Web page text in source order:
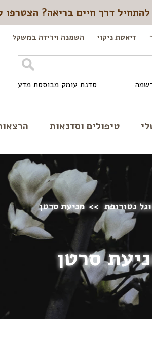
להתחיל דרך חיים בריאה? הצטרפו
דיאטת ניקוי השמנה וירידה במשקל
סדנת עומק מבוססת מדע
טיפולים וסדנאות
נטורופת >>מניעת סרטן
סרטן